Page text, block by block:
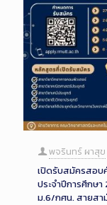
พจรินทร์ ผาสุข
เปิดรับสมัครสอบ
ประจำปีการศึกษา
ม.6/กศน. สายส